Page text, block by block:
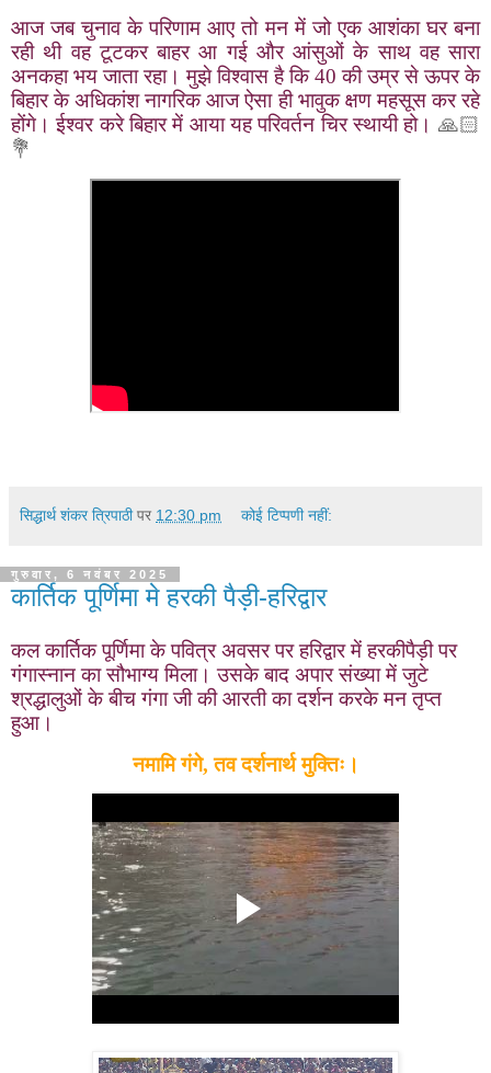
आज जब चुनाव के परिणाम आए तो मन में जो एक आशंका घर बना
रही थी वह टूटकर बाहर आ गई और आंसुओं के साथ वह सारा
अनकहा भय जाता रहा। मुझे विश्वास है कि 40 की उम्र से ऊपर के
बिहार के अधिकांश नागरिक आज ऐसा ही भावुक क्षण महसूस कर रहे
होंगे। ईश्वर करे बिहार में आया यह परिवर्तन चिर स्थायी हो। 🙏🏻
💐
सिद्धार्थ शंकर त्रिपाठी पर 12:30 pm कोई टिप्पणी नहीं:
गुरुवार, 6 नवंबर 2025
कार्तिक पूर्णिमा मे हरकी पैड़ी-हरिद्वार
कल कार्तिक पूर्णिमा के पवित्र अवसर पर हरिद्वार में हरकीपैड़ी पर
गंगास्नान का सौभाग्य मिला। उसके बाद अपार संख्या में जुटे
श्रद्धालुओं के बीच गंगा जी की आरती का दर्शन करके मन तृप्त
हुआ।
नमामि गंगे,तव दर्शनार्थ मुक्तिः।